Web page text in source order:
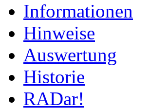
Informationen
Hinweise
Auswertung
Historie
RADar!